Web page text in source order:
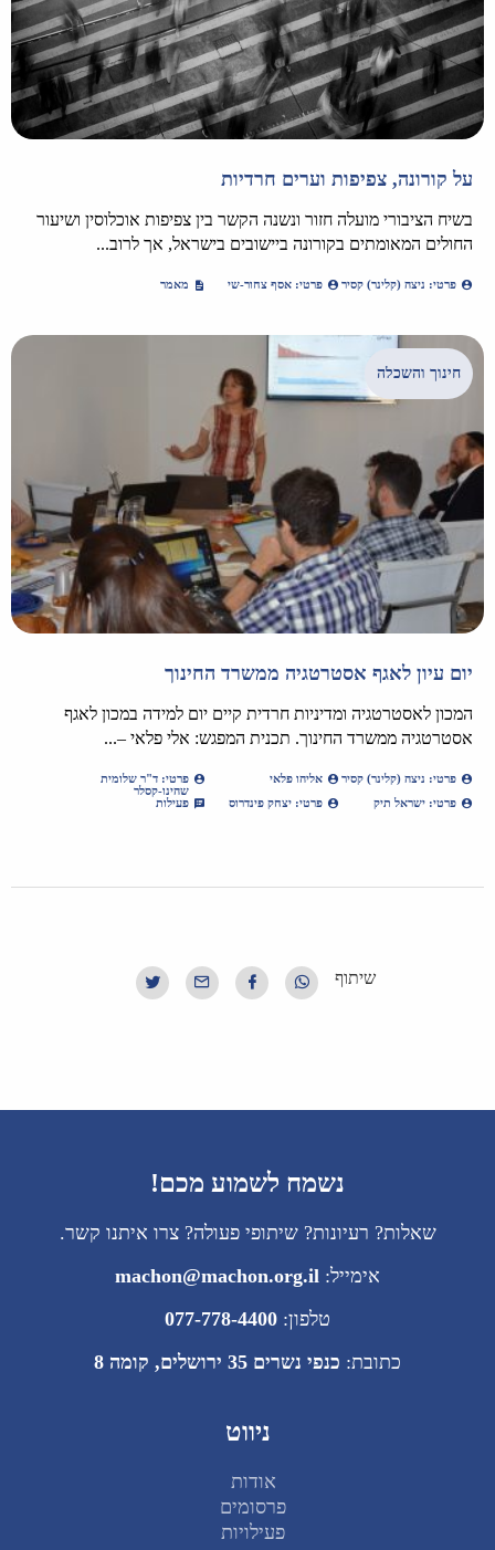
על קורונה, צפיפות וערים חרדיות
בשיח הציבורי מועלה חזור ונשנה הקשר בין צפיפות אוכלוסין ושיעור
החולים המאומתים בקורונה ביישובים בישראל, אך לרוב...
פרטי: ניצה (קלינר) קסיר פרטי: אסף צחור-שי מאמר
יום עיון לאגף אסטרטגיה ממשרד החינוך
המכון לאסטרטגיה ומדיניות חרדית קיים יום למידה במכון לאגף
אסטרטגיה ממשרד החינוך. תכנית המפגש: אלי פלאי –...
פרטי: ניצה (קלינר) קסיר אליהו פלאי
פרטי: ד"ר שלומית
שהינו-קסלר
פרטי: ישראל תיק
פרטי: יצחק פינדרוס פעילות
חינוך והשכלה
שיתוף
נשמח לשמוע מכם!
שאלות? רעיונות? שיתופי פעולה? צרו איתנו קשר.
אימייל: machon@machon.org.il
טלפון: 077-778-4400
כתובת: כנפי נשרים 35 ירושלים, קומה 8
ניווט
אודות
פרסומים
פעילויות